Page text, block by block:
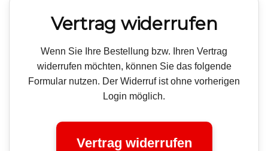
Vertrag widerrufen
Wenn Sie Ihre Bestellung bzw. Ihren Vertrag
widerrufen möchten, können Sie das folgende
Formular nutzen. Der Widerruf ist ohne vorherigen
Login möglich.
Vertrag widerrufen